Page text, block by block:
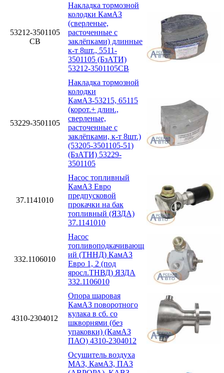
53212-3501105
СВ
Накладка тормозной
колодки КамАЗ
(сверленые,
расточенные с
заклёпками) длинные
к-т 8шт., 5511-
3501105 (БзАТИ)
53212-3501105СВ
53229-3501105
Накладка тормозной
колодки
КамАЗ-53215, 65115
(корот.+ длин.,
сверленые,
расточенные с
заклёпками, к-т 8шт.)
(53205-3501105-51)
(БзАТИ) 53229-
3501105
37.1141010
Насос топливный
КамАЗ Евро
предпусковой
прокачки на бак
топливный (ЯЗДА)
37.1141010
332.1106010
Насос
топливоподкачивающ
ий (ТННД) КамАЗ
Евро 1, 2 (под
яросл.ТНВД) ЯЗДА
332.1106010
4310-2304012
Опора шаровая
КамАЗ поворотного
кулака в сб. со
шкворнями (без
упаковки) (КамАЗ
ПАО) 4310-2304012
Осушитель воздуха
МАЗ, КамАЗ, ПАЗ